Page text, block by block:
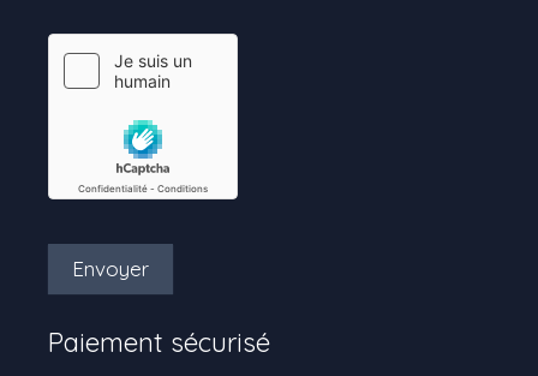
Envoyer
Paiement sécurisé